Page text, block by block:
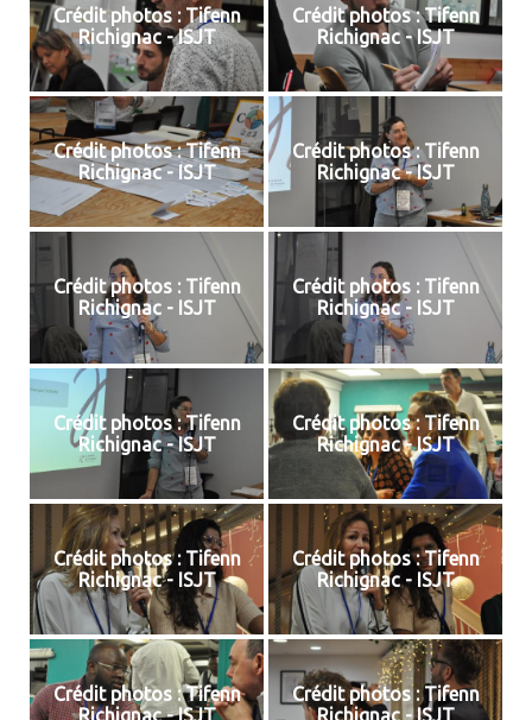
Crédit photos : Tifenn
Richignac - ISJT
Crédit photos : Tifenn
Richignac - ISJT
Crédit photos : Tifenn
Richignac - ISJT
Crédit photos : Tifenn
Richignac - ISJT
Crédit photos : Tifenn
Richignac - ISJT
Crédit photos : Tifenn
Richignac - ISJT
Crédit photos : Tifenn
Richignac - ISJT
Crédit photos : Tifenn
Richignac - ISJT
Crédit photos : Tifenn
Richignac - ISJT
Crédit photos : Tifenn
Richignac - ISJT
Crédit photos : Tifenn
Crédit photos : Tifenn